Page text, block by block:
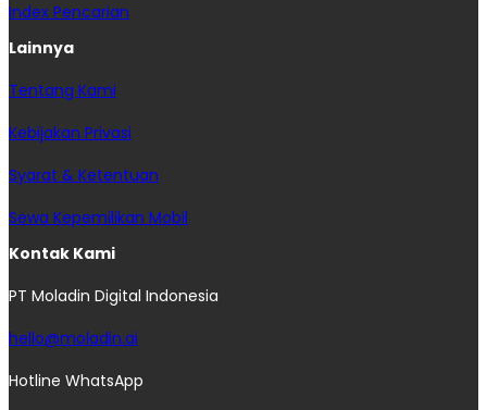
Index Pencarian
Lainnya
Tentang Kami
Kebijakan Privasi
Syarat & Ketentuan
Sewa Kepemilikan Mobil
Kontak Kami
PT Moladin Digital Indonesia
hello@moladin.ai
Hotline WhatsApp